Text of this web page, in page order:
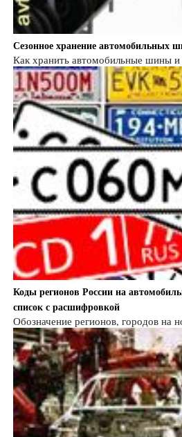
Сезонное хранение автомобильных
Как хранить автомобильные шины и
Коды регионов России на
список с расшифровкой
Обозначение регионов, городов на